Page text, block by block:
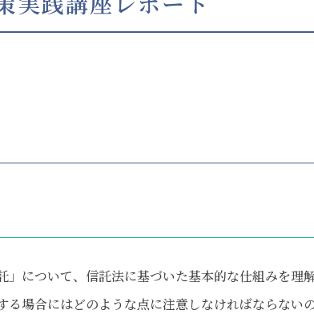
について、信託法に基づいた基本的な仕組みを理
場合にはどのような点に注意しなければならない